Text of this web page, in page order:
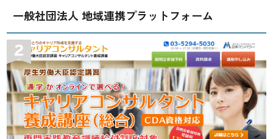
一般社団法人 地域連携プラットフォーム